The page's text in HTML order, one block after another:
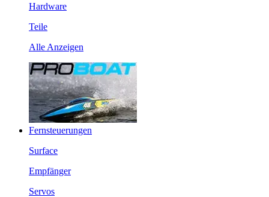
Hardware
Teile
Alle Anzeigen
Fernsteuerungen
Surface
Empfänger
Servos